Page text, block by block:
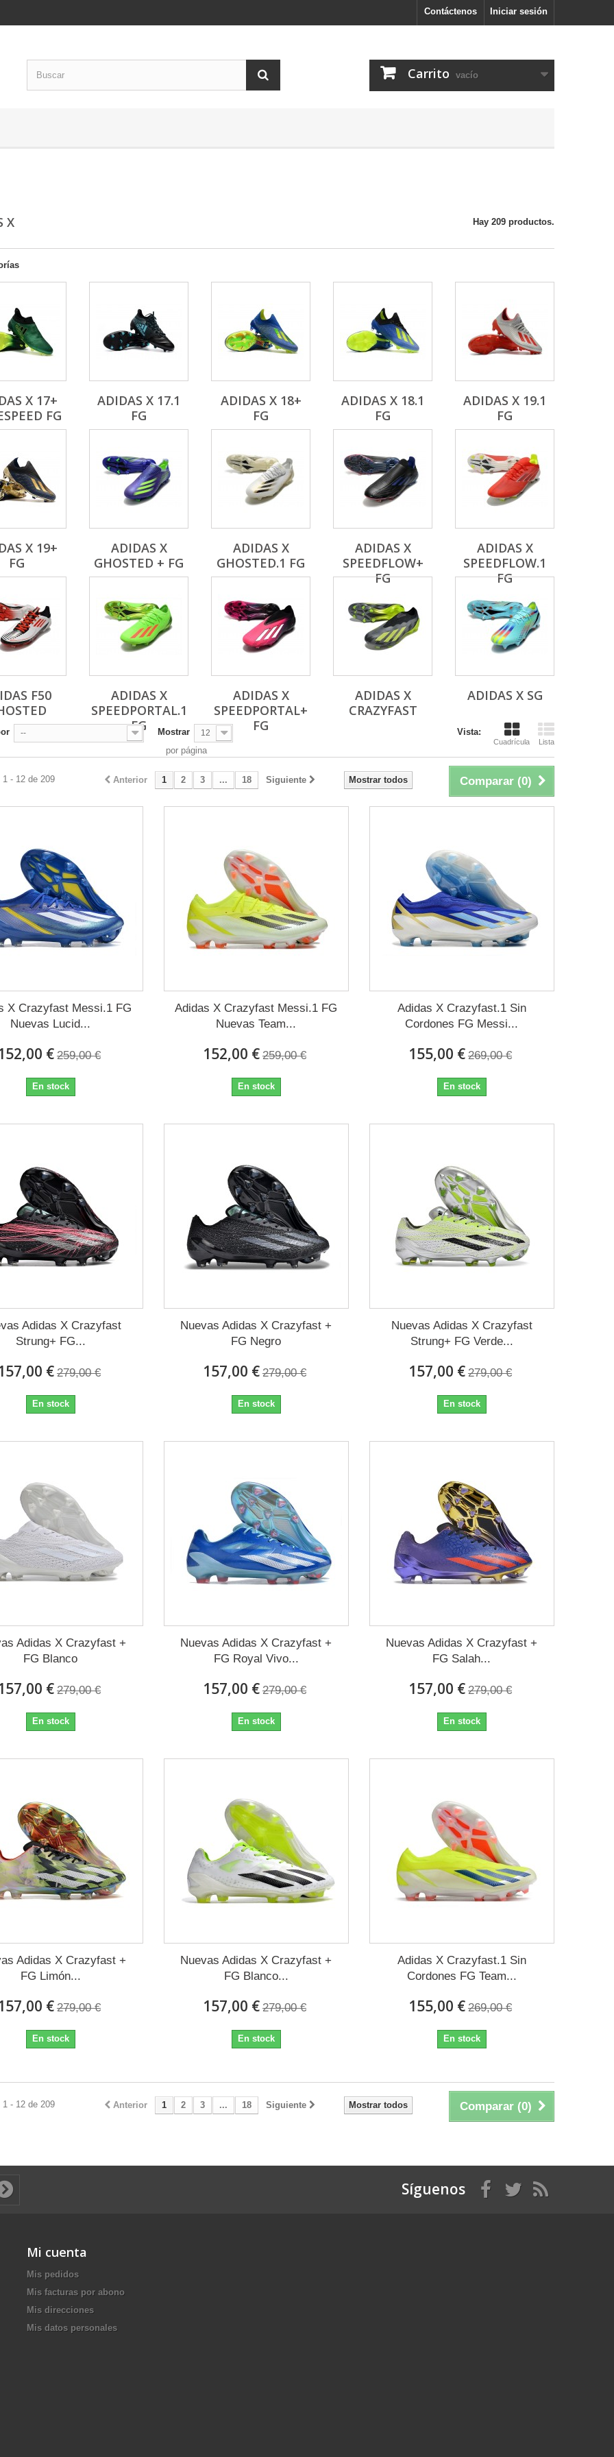
Iniciar sesión
Contáctenos
Carrito vacío
X Hay 209 productos.
X 17+
FG
ADIDAS X 17.1
FG
ADIDAS X 18+
FG
ADIDAS X 18.1
FG
ADIDAS X 19.1
FG
X 19+
FG
ADIDAS X
GHOSTED + FG
ADIDAS X
GHOSTED.1 FG
ADIDAS X
SPEEDFLOW+
FG
ADIDAS X
SPEEDFLOW.1
FG
F50
ADIDAS X
SPEEDPORTAL.1
FG
ADIDAS X
SPEEDPORTAL+
FG
ADIDAS X
CRAZYFAST
ADIDAS X SG
Vista:
Cuadrícula Lista
-- Mostrar 12
por página
Comparar (0)
Mostrar todos
Anterior 1 2 3 ... 18 Siguiente
1 - 12 de 209
X Crazyfast Messi.1 FG
Nuevas Lucid...
€ 259,00 €
En stock
Adidas X Crazyfast Messi.1 FG
Nuevas Team...
152,00 € 259,00 €
En stock
Adidas X Crazyfast.1 Sin
Cordones FG Messi...
155,00 € 269,00 €
En stock
Adidas X Crazyfast
Strung+ FG...
€ 279,00 €
En stock
Nuevas Adidas X Crazyfast +
FG Negro
157,00 € 279,00 €
En stock
Nuevas Adidas X Crazyfast
Strung+ FG Verde...
157,00 € 279,00 €
En stock
Adidas X Crazyfast +
FG Blanco
€ 279,00 €
En stock
Nuevas Adidas X Crazyfast +
FG Royal Vivo...
157,00 € 279,00 €
En stock
Nuevas Adidas X Crazyfast +
FG Salah...
157,00 € 279,00 €
En stock
Adidas X Crazyfast +
FG Limón...
€ 279,00 €
En stock
Nuevas Adidas X Crazyfast +
FG Blanco...
157,00 € 279,00 €
En stock
Adidas X Crazyfast.1 Sin
Cordones FG Team...
155,00 € 269,00 €
En stock
Comparar (0)
Mostrar todos
Anterior 1 2 3 ... 18 Siguiente
1 - 12 de 209
Síguenos
Mi cuenta
Mis pedidos
Mis facturas por abono
Mis direcciones
Mis datos personales